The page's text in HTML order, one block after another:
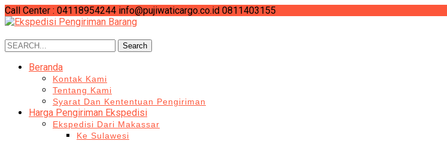
Call Center : 04118954244 info@pujiwaticargo.co.id 0811403155
Search
for:
Search
Beranda
Kontak Kami
Tentang Kami
Syarat Dan Kententuan Pengiriman
Harga Pengiriman Ekspedisi
Ekspedisi Dari Makassar
Ke Sulawesi